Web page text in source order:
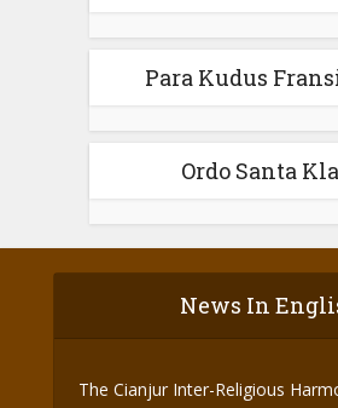
Para Kudus
Ordo Santa
News In
The Cianjur Inter-Religious